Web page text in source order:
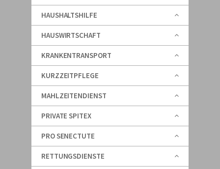
HAUSHALTSHILFE
HAUSWIRTSCHAFT
KRANKENTRANSPORT
KURZZEITPFLEGE
MAHLZEITENDIENST
PRIVATE SPITEX
PRO SENECTUTE
RETTUNGSDIENSTE